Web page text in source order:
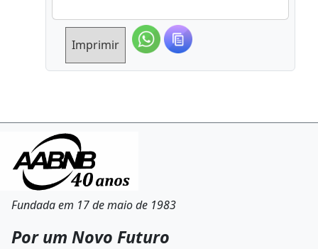
Imprimir
Fundada em 17 de maio de 1983
Por um Novo Futuro